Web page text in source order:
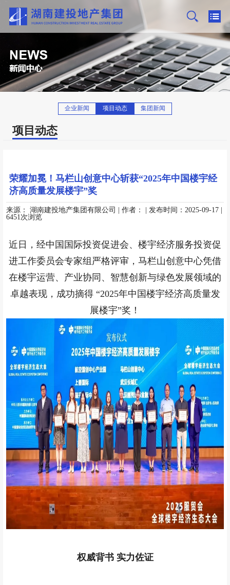
项目动态
企业新闻 项目动态 集团新闻
荣耀加冕！马栏山创意中心斩获“2025年中国楼宇经
济高质量发展楼宇”奖
来源： 湖南建投地产集团有限公司 | 作者： | 发布时间：2025-09-17
6451次浏览
近日，经中国国际投资促进会、楼宇经济服务投资促
进工作委员会专家组严格评审，马栏山创意中心凭借
在楼宇运营、产业协同、智慧创新与绿色发展领域的
卓越表现，成功摘得 “2025年中国楼宇经济高质量发
展楼宇”奖！
权威背书 实力佐证